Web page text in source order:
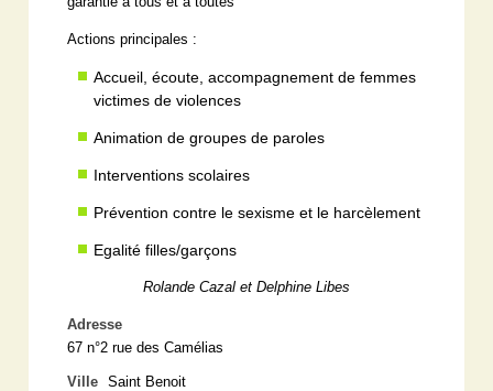
Actions principales :
Accueil, écoute, accompagnement de femmes
victimes de violences
Animation de groupes de paroles
Interventions scolaires
Prévention contre le sexisme et le harcèlement
Egalité filles/garçons
Rolande Cazal et Delphine Libes
Adresse
67 n°2 rue des Camélias
Ville Saint Benoit